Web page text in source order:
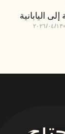
الكورية إلى
اليابانية
●١٣‏/٠٤‏/٢٠٢٦